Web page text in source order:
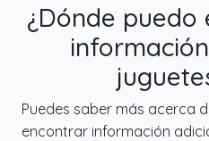
¿Dónde
Puedes saber más acerca
encontrar información